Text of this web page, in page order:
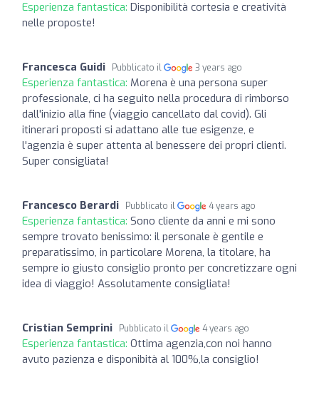
Esperienza fantastica: Disponibilità cortesia e creatività
nelle proposte!
Francesca Guidi Pubblicato il 3 years ago
Esperienza fantastica: Morena è una persona super
professionale, ci ha seguito nella procedura di rimborso
dall'inizio alla fine (viaggio cancellato dal covid). Gli
itinerari proposti si adattano alle tue esigenze, e
l'agenzia è super attenta al benessere dei propri clienti.
Super consigliata!
Francesco Berardi Pubblicato il 4 years ago
Esperienza fantastica: Sono cliente da anni e mi sono
sempre trovato benissimo: il personale è gentile e
preparatissimo, in particolare Morena, la titolare, ha
sempre io giusto consiglio pronto per concretizzare ogni
idea di viaggio! Assolutamente consigliata!
Cristian Semprini Pubblicato il 4 years ago
Esperienza fantastica: Ottima agenzia,con noi hanno
avuto pazienza e disponibità al 100%,la consiglio!